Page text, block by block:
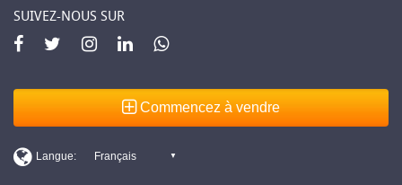
SUIVEZ-NOUS SUR
Commencez à vendre